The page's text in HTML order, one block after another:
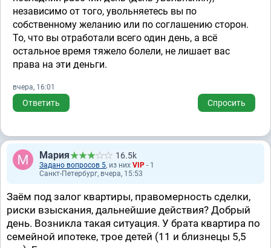
независимо от того, увольняетесь вы по
собственному желанию или по соглашению сторон.
То, что вы отработали всего один день, а всё
остальное время тяжело болели, не лишает вас
права на эти деньги.
вчера, 16:01
Ответить Спросить
Мария 16.5k
Задано вопросов 5, из них VIP - 1
Санкт-Петербург, вчера, 15:53
Заём под залог квартиры, правомерность сделки,
риски взыскания, дальнейшие действия? Добрый
день. Возникла такая ситуация. У брата квартира по
семейной ипотеке, трое детей (11 и близнецы 5,5